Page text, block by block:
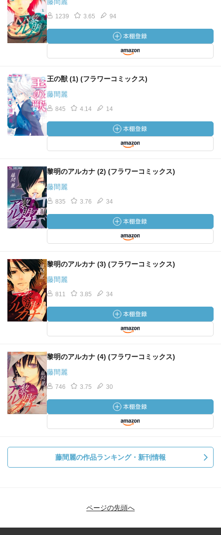
1239 3.65 94
王の獣 (1) (フラワーコミックス)
藤間麗
845 4.14 14
黎明のアルカナ (2) (フラワーコミックス)
藤間麗
835 3.76 34
黎明のアルカナ (3) (フラワーコミックス)
藤間麗
811 3.85 34
黎明のアルカナ (4) (フラワーコミックス)
藤間麗
746 3.75 30
藤間麗の作品ランキング・新刊情報
ページの先頭へ